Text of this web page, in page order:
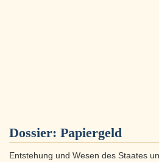
Dossier: Papiergeld
Entstehung und Wesen des Staates